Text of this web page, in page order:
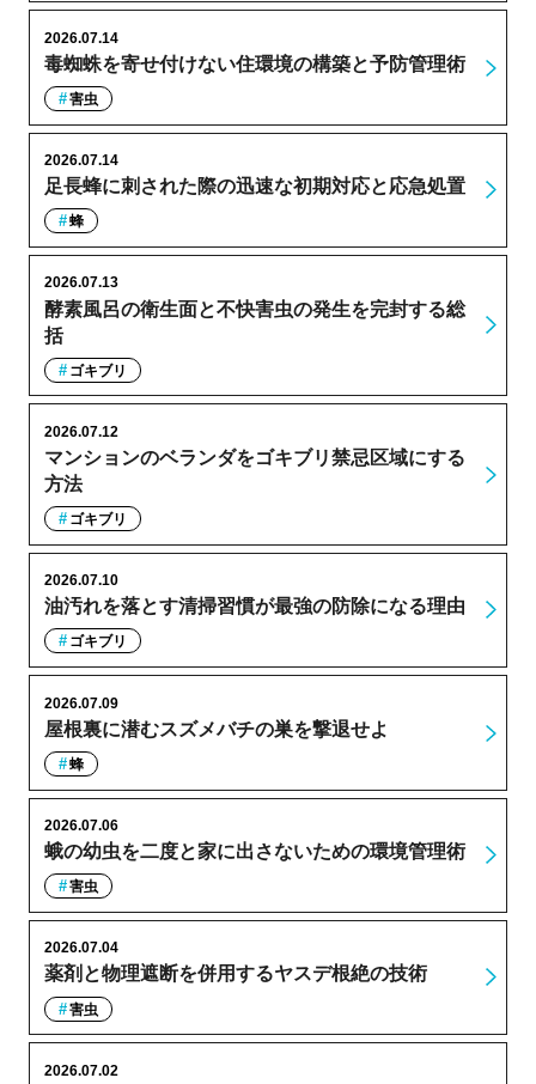
毒蜘蛛を寄せ付けない住環境の構築と予防管理術
2026.07.14
害虫
足長蜂に刺された際の迅速な初期対応と応急処置
2026.07.14
蜂
酵素風呂の衛生面と不快害虫の発生を完封する総
括
2026.07.13
ゴキブリ
マンションのベランダをゴキブリ禁忌区域にする
方法
2026.07.12
ゴキブリ
油汚れを落とす清掃習慣が最強の防除になる理由
2026.07.10
ゴキブリ
屋根裏に潜むスズメバチの巣を撃退せよ
2026.07.09
蜂
蛾の幼虫を二度と家に出さないための環境管理術
2026.07.06
害虫
薬剤と物理遮断を併用するヤスデ根絶の技術
2026.07.04
害虫
2026.07.02